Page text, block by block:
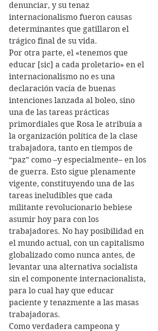
denunciar, y su tenaz
internacionalismo fueron causas
determinantes que gatillaron el
trágico final de su vida.
Por otra parte, el «tenemos que
educar [sic] a cada proletario» en el
internacionalismo no es una
declaración vacía de buenas
intenciones lanzada al boleo, sino
una de las tareas prácticas
primordiales que Rosa le atribuía a
la organización política de la clase
trabajadora, tanto en tiempos de
“paz” como –y especialmente– en los
de guerra. Esto sigue plenamente
vigente, constituyendo una de las
tareas ineludibles que cada
militante revolucionario bebiese
asumir hoy para con los
trabajadores. No hay posibilidad en
el mundo actual, con un capitalismo
globalizado como nunca antes, de
levantar una alternativa socialista
sin el componente internacionalista,
para lo cual hay que educar
paciente y tenazmente a las masas
trabajadoras.
Como verdadera campeona y